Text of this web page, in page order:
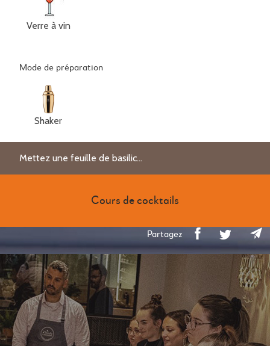
Verre à vin
Mode de préparation
Shaker
Mettez une feuille de basilic...
Cours de cocktails
Partagez